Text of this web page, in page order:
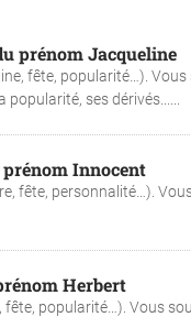
prénom Jacqueline
fête, popularité…).
ses dérivés......
Innocent
fête, personnalité…).
Herbert
popularité…). Vous